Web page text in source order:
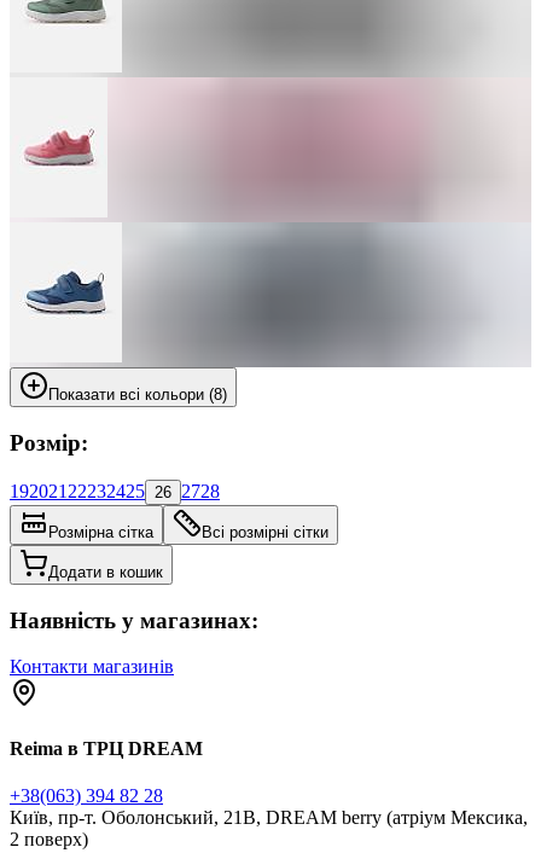
Показати всі кольори (8)
Розмір:
192021 22232425 26 2728
Розмірна сітка Всі розмірні сітки
Додати в кошик
Наявність у магазинах:
Контакти магазинів
Reima в ТРЦ DREAM
+38(063) 394 82 28
Київ, пр-т. Оболонський, 21В, DREAM berry (атріум Мексика,
2 поверх)